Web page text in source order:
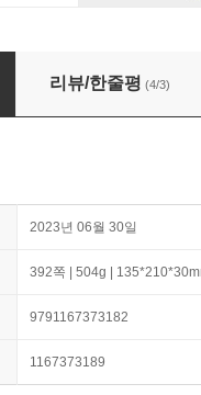
리뷰/한줄평 (4/3)
2023년 06월 30일
392쪽 | 504g |
9791167373182
1167373189